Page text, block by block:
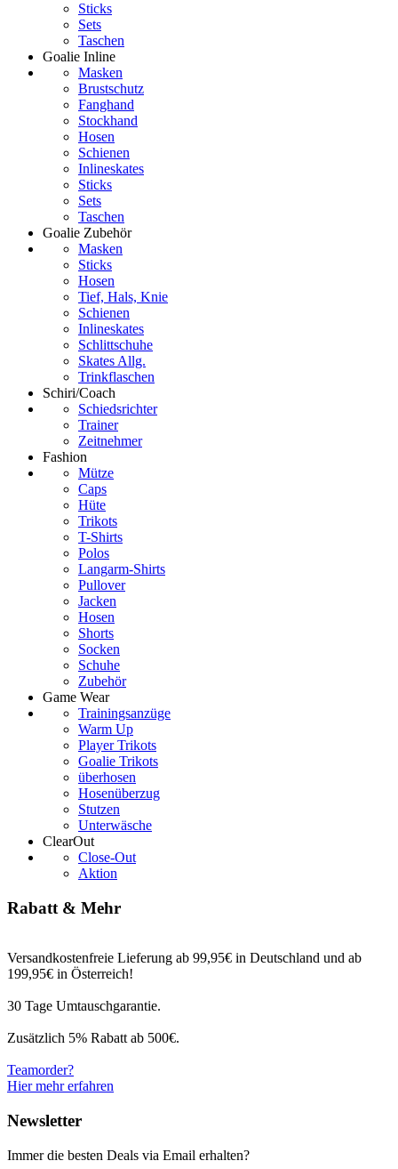
Sticks
Sets
Taschen
Goalie Inline
Masken
Brustschutz
Fanghand
Stockhand
Hosen
Schienen
Inlineskates
Sticks
Sets
Taschen
Goalie Zubehör
Masken
Sticks
Hosen
Tief, Hals, Knie
Schienen
Inlineskates
Schlittschuhe
Skates Allg.
Trinkflaschen
Schiri/Coach
Schiedsrichter
Trainer
Zeitnehmer
Fashion
Mütze
Caps
Hüte
Trikots
T-Shirts
Polos
Langarm-Shirts
Pullover
Jacken
Hosen
Shorts
Socken
Schuhe
Zubehör
Game Wear
Trainingsanzüge
Warm Up
Player Trikots
Goalie Trikots
überhosen
Hosenüberzug
Stutzen
Unterwäsche
ClearOut
Close-Out
Aktion
Rabatt & Mehr
Versandkostenfreie Lieferung ab 99,95€ in Deutschland und ab
199,95€ in Österreich!
30 Tage Umtauschgarantie.
Zusätzlich 5% Rabatt ab 500€.
Teamorder?
Hier mehr erfahren
Newsletter
Immer die besten Deals via Email erhalten?